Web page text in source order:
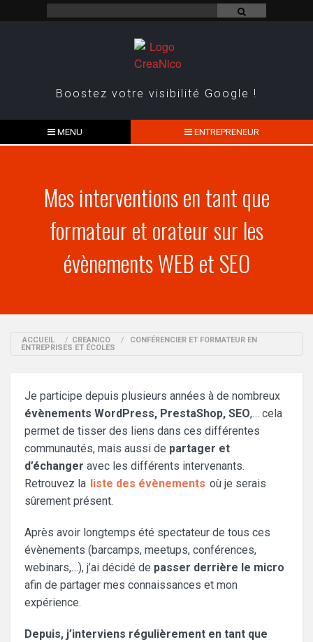
Boostez votre visibilité Google !
MENU ENTREPRENEUR
Mes interventions en tant que
formateur et orateur sur les
évènements WEB et SEO
ACCUEIL / CREANICO /
CONFÉRENCIER ET FORMATEUR EN
ENTREPRISES ET ÉCOLES
Je participe depuis plusieurs années à de nombreux
évènements WordPress, PrestaShop, SEO,… cela
permet de tisser des liens dans ces différentes
communautés, mais aussi de partager et
d’échanger avec les différents intervenants.
Retrouvez la liste des évènements où je serais
sûrement présent.
Après avoir longtemps été spectateur de tous ces
évènements (barcamps, meetups, conférences,
webinars,…), j’ai décidé de passer derrière le micro
afin de partager mes connaissances et mon
expérience.
Depuis, j’interviens régulièrement en tant que